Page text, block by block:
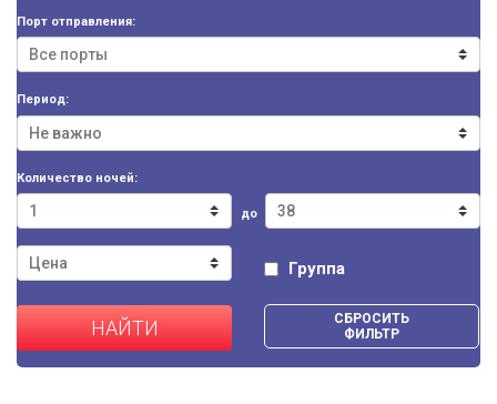
Порт отправления:
Период:
Количество ночей:
до
Группа
НАЙТИ
СБРОСИТЬ
ФИЛЬТР